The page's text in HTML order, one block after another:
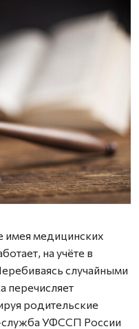
имея медицинских
на учёте в
случайными
перечисляет
родительские
служба УФССП России